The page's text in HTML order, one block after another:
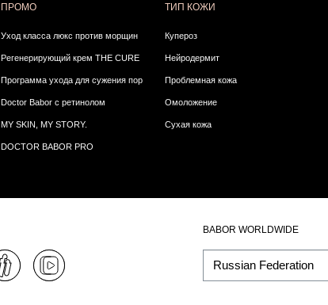
ПРОМО
Уход класса люкс против морщин
Регенерирующий крем THE CURE
Программа ухода для сужения пор
Doctor Babor с ретинолом
MY SKIN, MY STORY.
DOCTOR BABOR PRO
ТИП КОЖИ
Купероз
Нейродермит
Проблемная кожа
Омоложение
Сухая кожа
BABOR WORLDWIDE